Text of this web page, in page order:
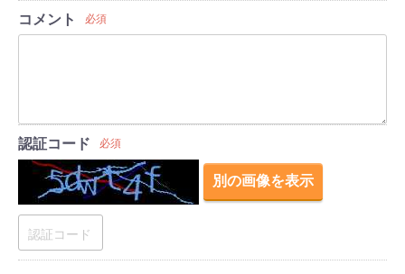
コメント 必須
認証コード 必須
別の画像を表示